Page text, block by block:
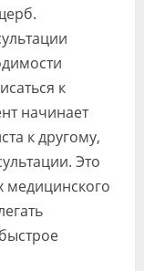
к
начинает
к другому,
Это
медицинского